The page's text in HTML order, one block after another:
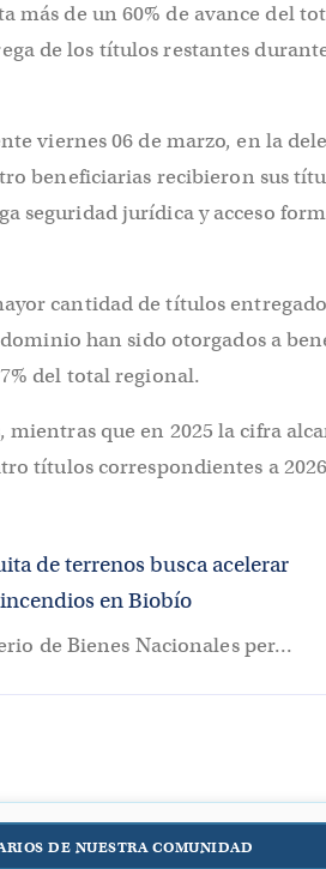
más de un 60% de avance del
de los títulos restantes
viernes 06 de marzo, en la
beneficiarias recibieron sus
seguridad jurídica y acceso
cantidad de títulos
han sido otorgados a
del total regional.
que en 2025 la cifra
títulos correspondientes a
de terrenos busca acelerar
en Biobío
de Bienes Nacionales per...
DE NUESTRA COMUNIDAD